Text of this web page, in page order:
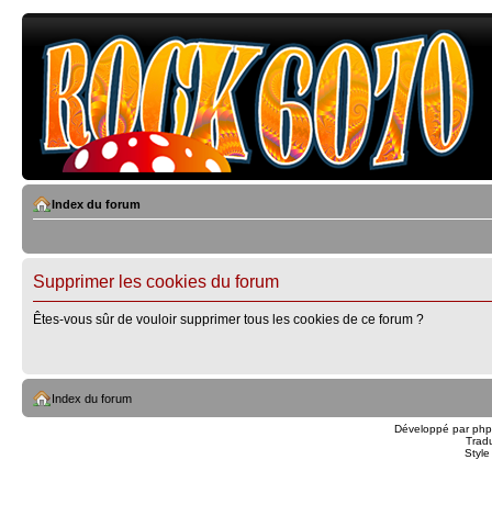
Index du forum
Supprimer les cookies du forum
Êtes-vous sûr de vouloir supprimer tous les cookies de ce forum ?
Index du forum
Développé par
Style